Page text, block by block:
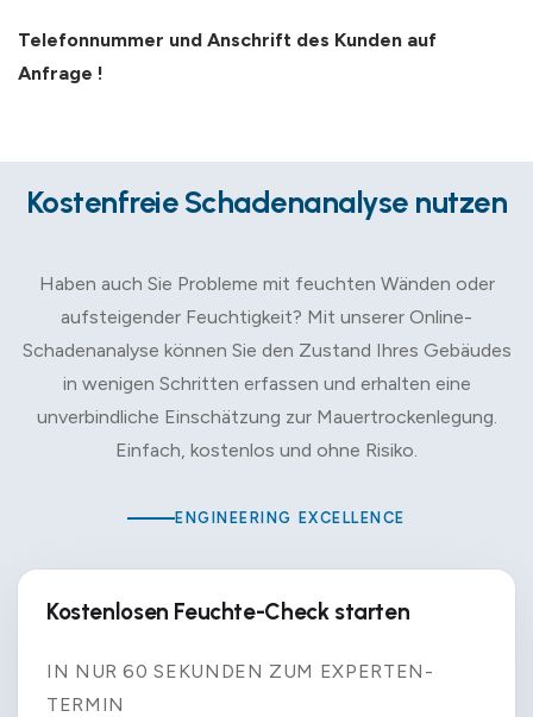
Telefonnummer und Anschrift des Kunden auf
Anfrage !
Kostenfreie Schadenanalyse nutzen
Haben auch Sie Probleme mit feuchten Wänden oder
aufsteigender Feuchtigkeit? Mit unserer Online-
Schadenanalyse können Sie den Zustand Ihres Gebäudes
in wenigen Schritten erfassen und erhalten eine
unverbindliche Einschätzung zur Mauertrockenlegung.
Einfach, kostenlos und ohne Risiko.
ENGINEERING EXCELLENCE
Kostenlosen Feuchte-Check starten
IN NUR 60 SEKUNDEN ZUM EXPERTEN-
TERMIN